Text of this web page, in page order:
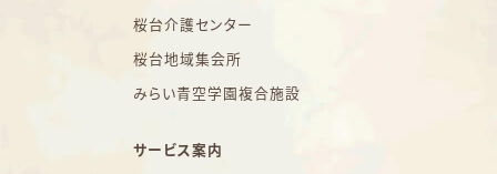
桜台介護センター
桜台地域集会所
みらい青空学園複合施設
サービス案内